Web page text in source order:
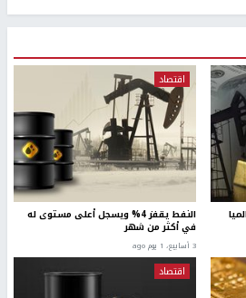
اقتصاد
النفط يقفز 4% ويسجل أعلى مستوى له
في أكثر من شهر
3 أسابيع، 1 يوم ago
اقتصاد